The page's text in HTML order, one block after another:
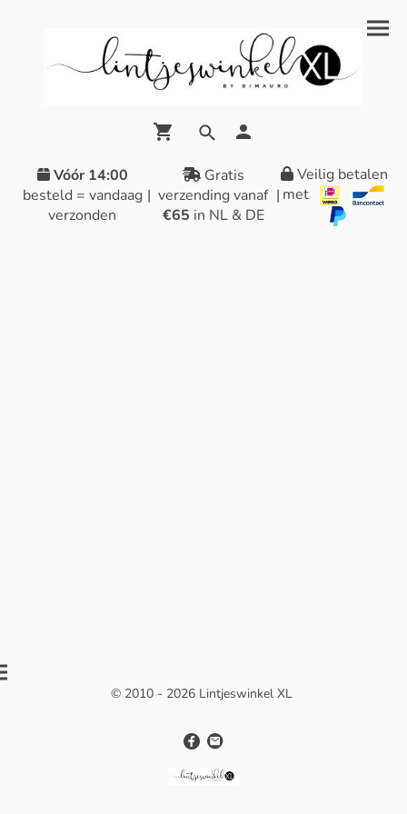
Vóór 14:00
besteld = vandaag
verzonden
|
Gratis
verzending vanaf
€65 in NL & DE
|
Veilig betalen
met
© 2010 - 2026 Lintjeswinkel XL